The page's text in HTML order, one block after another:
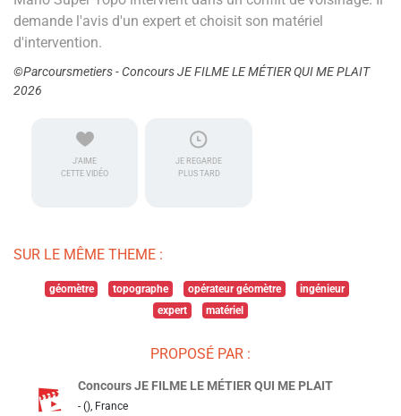
demande l'avis d'un expert et choisit son matériel
d'intervention.
©Parcoursmetiers - Concours JE FILME LE MÉTIER QUI ME PLAIT
2026
J'AIME
CETTE VIDÉO
JE REGARDE
PLUS TARD
SUR LE MÊME THEME :
géomètre topographe opérateur géomètre
ingénieur
expert
matériel
PROPOSÉ PAR :
Concours JE FILME LE MÉTIER QUI ME PLAIT
- (), France